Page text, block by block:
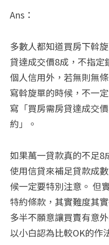
Ans：
多數人都知道買房下斡
貸達成交價8成，不指定
個人信用外，若無則無
寫斡旋單的時候，不一
寫「買房需房貸達成交
約」。
如果萬一貸款真的不足8
使用信貸來補足貸款成
候一定要特別注意。 但
特約條款，其實難度其
多半不願意讓買賣有意
以小白認為比較OK的作